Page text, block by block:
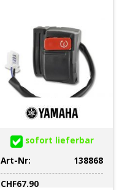
sofort lieferbar
Art-Nr:
138868
CHF67.90